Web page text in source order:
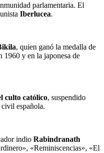
parlamentaria. El
Iberlucea.
, quien ganó la medalla de
1960 y en la japonesa de
culto católico, suspendido
española.
indio Rabindranath
«Reminiscencias», «El